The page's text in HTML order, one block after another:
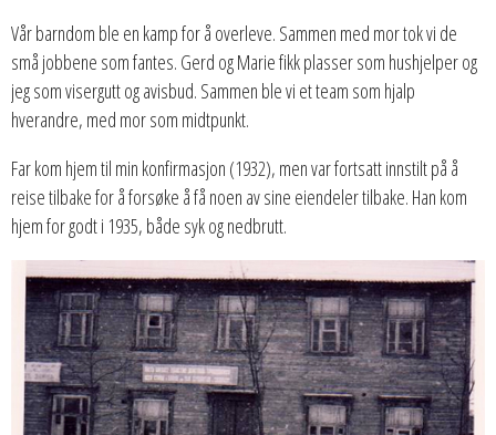
Vår barndom ble en kamp for å overleve. Sammen med mor tok vi de
små jobbene som fantes. Gerd og Marie fikk plasser som hushjelper og
jeg som visergutt og avisbud. Sammen ble vi et team som hjalp
hverandre, med mor som midtpunkt.
Far kom hjem til min konfirmasjon (1932), men var fortsatt innstilt på å
reise tilbake for å forsøke å få noen av sine eiendeler tilbake. Han kom
hjem for godt i 1935, både syk og nedbrutt.